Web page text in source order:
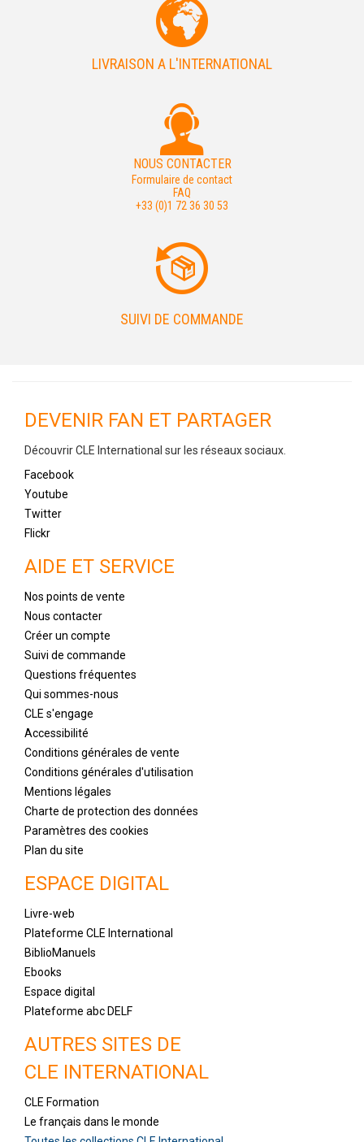
LIVRAISON A L'INTERNATIONAL
NOUS CONTACTER
Formulaire de contact
FAQ
+33 (0)1 72 36 30 53
SUIVI DE COMMANDE
DEVENIR FAN ET PARTAGER
Découvrir CLE International sur les réseaux sociaux.
Facebook
Youtube
Twitter
Flickr
AIDE ET SERVICE
Nos points de vente
Nous contacter
Créer un compte
Suivi de commande
Questions fréquentes
Qui sommes-nous
CLE s'engage
Accessibilité
Conditions générales de vente
Conditions générales d'utilisation
Mentions légales
Charte de protection des données
Paramètres des cookies
Plan du site
ESPACE DIGITAL
Livre-web
Plateforme CLE International
BiblioManuels
Ebooks
Espace digital
Plateforme abc DELF
AUTRES SITES DE
CLE INTERNATIONAL
CLE Formation
Le français dans le monde